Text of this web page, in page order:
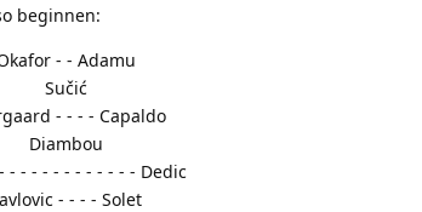
beginnen:
- - Adamu
Sučić
- - - - Capaldo
Diambou
- - - - - - - - - - - - Dedic
- - - - Solet